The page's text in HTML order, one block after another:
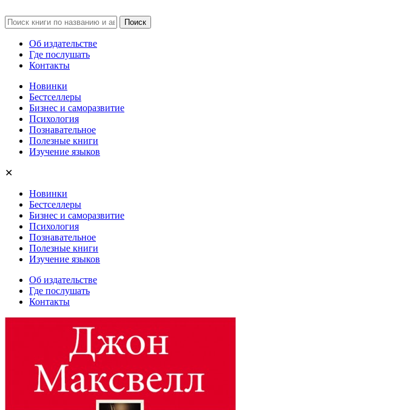
Об издательстве
Где послушать
Контакты
Новинки
Бестселлеры
Бизнес и саморазвитие
Психология
Познавательное
Полезные книги
Изучение языков
✕
Новинки
Бестселлеры
Бизнес и саморазвитие
Психология
Познавательное
Полезные книги
Изучение языков
Об издательстве
Где послушать
Контакты